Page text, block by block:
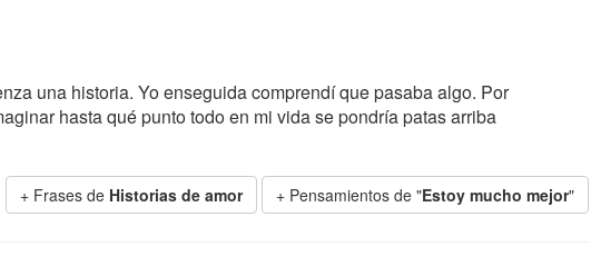
una historia. Yo enseguida comprendí que pasaba algo. Por
hasta qué punto todo en mi vida se pondría patas arriba
+ Frases de Historias de amor + Pensamientos de "Estoy mucho mejor"